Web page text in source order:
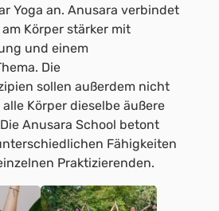
Yoga an. Anusara verbindet
Körper stärker mit
und einem
Die
sollen außerdem nicht
Körper dieselbe äußere
Anusara School betont
Fähigkeiten
Praktizierenden.